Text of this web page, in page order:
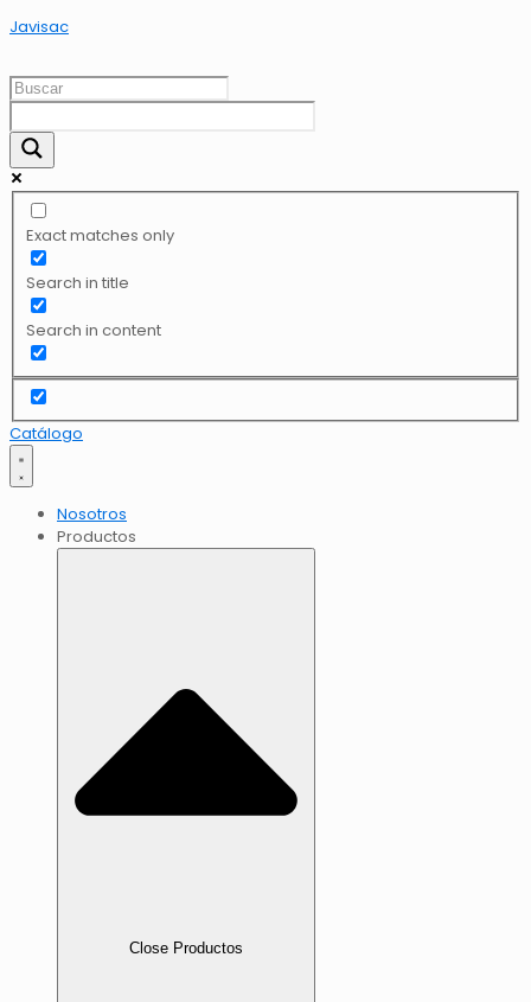
Javisac
Exact matches only
Search in title
Search in content
Catálogo
Nosotros
Productos
Close Productos